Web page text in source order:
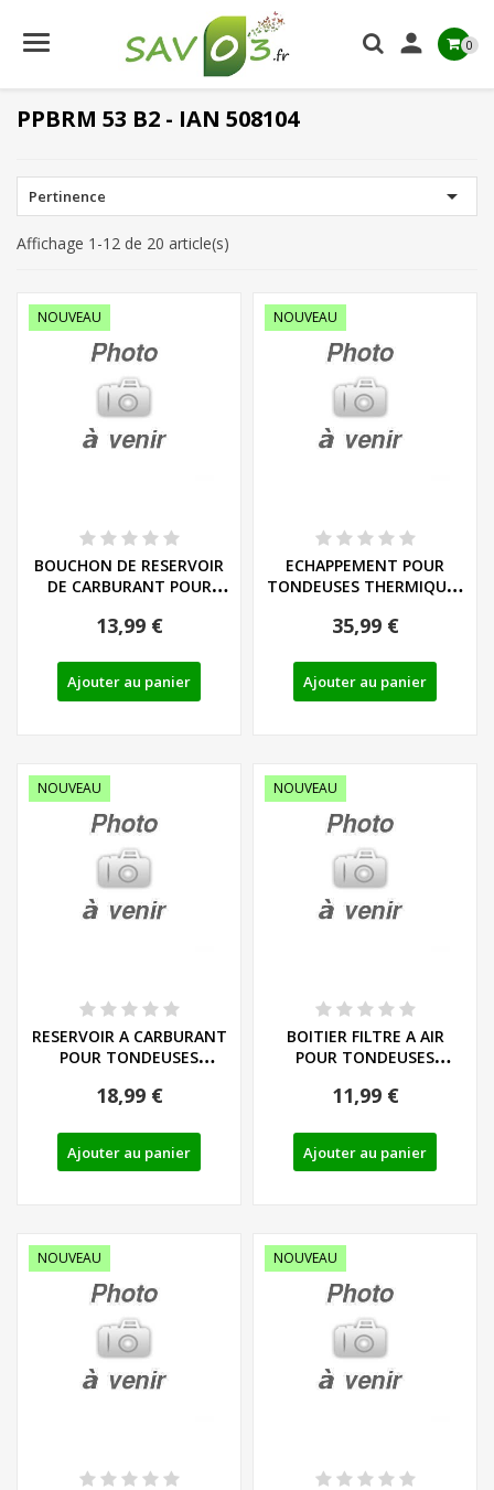
 0
PPBRM 53 B2 - IAN 508104
Pertinence 
Affichage 1-12 de 20 article(s)
NOUVEAU
BOUCHON DE RESERVOIR
DE CARBURANT POUR
13,99 €
Ajouter au panier
NOUVEAU
ECHAPPEMENT POUR
TONDEUSES THERMIQUES
35,99 €
Ajouter au panier
NOUVEAU
RESERVOIR A CARBURANT
POUR TONDEUSES
18,99 €
Ajouter au panier
NOUVEAU
BOITIER FILTRE A AIR
POUR TONDEUSES
11,99 €
Ajouter au panier
NOUVEAU NOUVEAU